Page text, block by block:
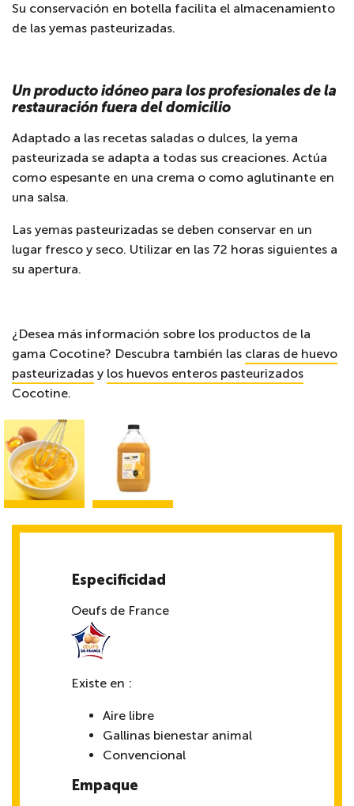
Su conservación en botella facilita el almacenamiento
de las yemas pasteurizadas.
Un producto idóneo para los profesionales de la
restauración fuera del domicilio
Adaptado a las recetas saladas o dulces, la yema
pasteurizada se adapta a todas sus creaciones. Actúa
como espesante en una crema o como aglutinante en
una salsa.
Las yemas pasteurizadas se deben conservar en un
lugar fresco y seco. Utilizar en las 72 horas siguientes a
su apertura.
¿Desea más información sobre los productos de la
gama Cocotine? Descubra también las claras de huevo
pasteurizadas y los huevos enteros pasteurizados
Cocotine.
Especificidad
Oeufs de France
Existe en :
Aire libre
Gallinas bienestar animal
Convencional
Empaque